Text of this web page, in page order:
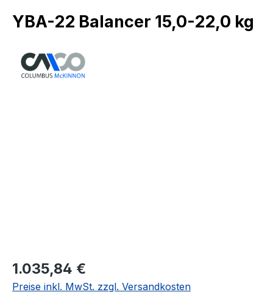
YBA-22 Balancer 15,0-22,0 kg
1.035,84 €
Preise inkl. MwSt. zzgl. Versandkosten